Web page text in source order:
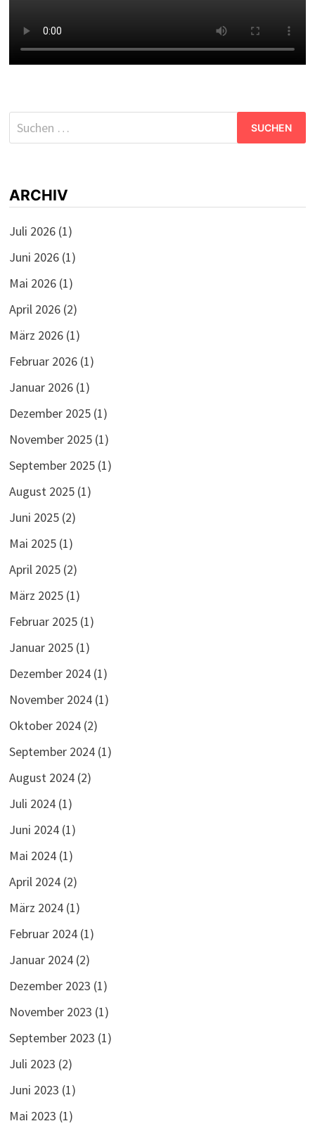
Suchen
nach:
ARCHIV
Juli 2026(1)
Juni 2026(1)
Mai 2026(1)
April 2026(2)
März 2026(1)
Februar 2026(1)
Januar 2026(1)
Dezember 2025(1)
November 2025(1)
September 2025(1)
August 2025(1)
Juni 2025(2)
Mai 2025(1)
April 2025(2)
März 2025(1)
Februar 2025(1)
Januar 2025(1)
Dezember 2024(1)
November 2024(1)
Oktober 2024(2)
September 2024(1)
August 2024(2)
Juli 2024(1)
Juni 2024(1)
Mai 2024(1)
April 2024(2)
März 2024(1)
Februar 2024(1)
Januar 2024(2)
Dezember 2023 (1)
November 2023 (1)
September 2023 (1)
Juli 2023 (2)
Juni 2023 (1)
Mai 2023 (1)